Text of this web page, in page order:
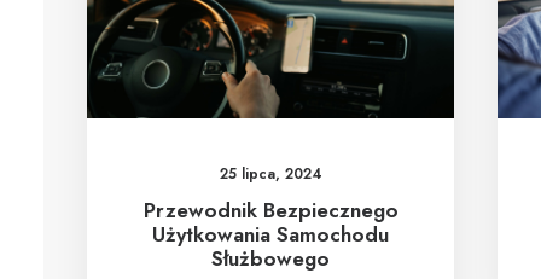
25 lipca, 2024
Przewodnik Bezpiecznego
Użytkowania Samochodu
Służbowego